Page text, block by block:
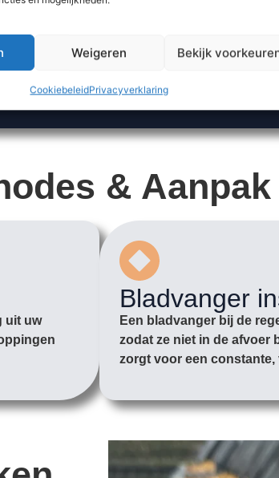
Weigeren Bekijk
CookiebeleidPrivacyverklaring
& Aanpak
uit uw
Bladvanger
Een bladvanger bij de
zodat ze niet in de afvoer
zorgt voor een constante,